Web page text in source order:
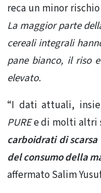
reca un minor
La maggior parte
cereali integrali
pane bianco, il riso
elevato.
“I dati attuali,
PUREe di molti altri
carboidrati di
del consumo della
affermato Salim